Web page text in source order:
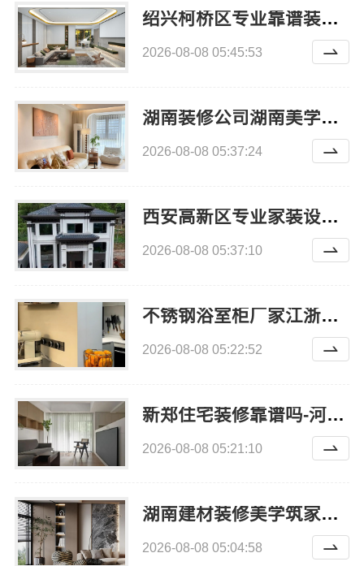
绍兴柯桥区专业靠谱装修自有专业施工队，绍兴卓鑫装饰材料有限公司放心之选
2026-08-08 05:45:53
湖南装修公司湖南美学筑家建材老房翻新，湖南美学筑家建材有限公司焕新颜
2026-08-08 05:37:24
西安高新区专业家装设计刚需房售后完善-居安天成（西安）建筑工程有限责任公司
2026-08-08 05:37:10
不锈钢浴室柜厂家江浙沪加盟江苏东钢科技
2026-08-08 05:22:52
新郑住宅装修靠谱吗-河南璟臻环保建材有限公司标准化工艺
2026-08-08 05:21:10
湖南建材装修美学筑家怎么选看这三点就够了
2026-08-08 05:04:58